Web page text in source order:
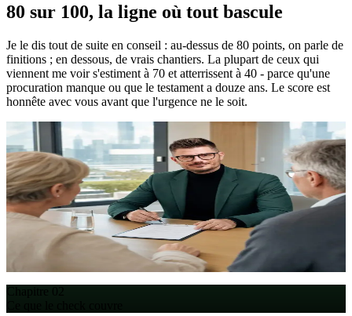
80 sur 100, la ligne où tout bascule
Je le dis tout de suite en conseil : au-dessus de 80 points, on parle de
finitions ; en dessous, de vrais chantiers. La plupart de ceux qui
viennent me voir s'estiment à 70 et atterrissent à 40 - parce qu'une
procuration manque ou que le testament a douze ans. Le score est
honnête avec vous avant que l'urgence ne le soit.
Florian Enders, Steuerberater -
Preparer la succession
80
À partir de ce score de préparation, vous êtes solidement préparé. En
dessous, c'est la dévolution légale qui décide en cas d'urgence - §§
1924 ff. BGB, rarement comme vous le souhaitez.
Honnêtement : Le score n'est que le début. Ce qui compte, c'est
l'ordre dans lequel vous comblez les lacunes - les deux premiers
éléments rapportent souvent plus que les dix suivants.
Chapitre 02